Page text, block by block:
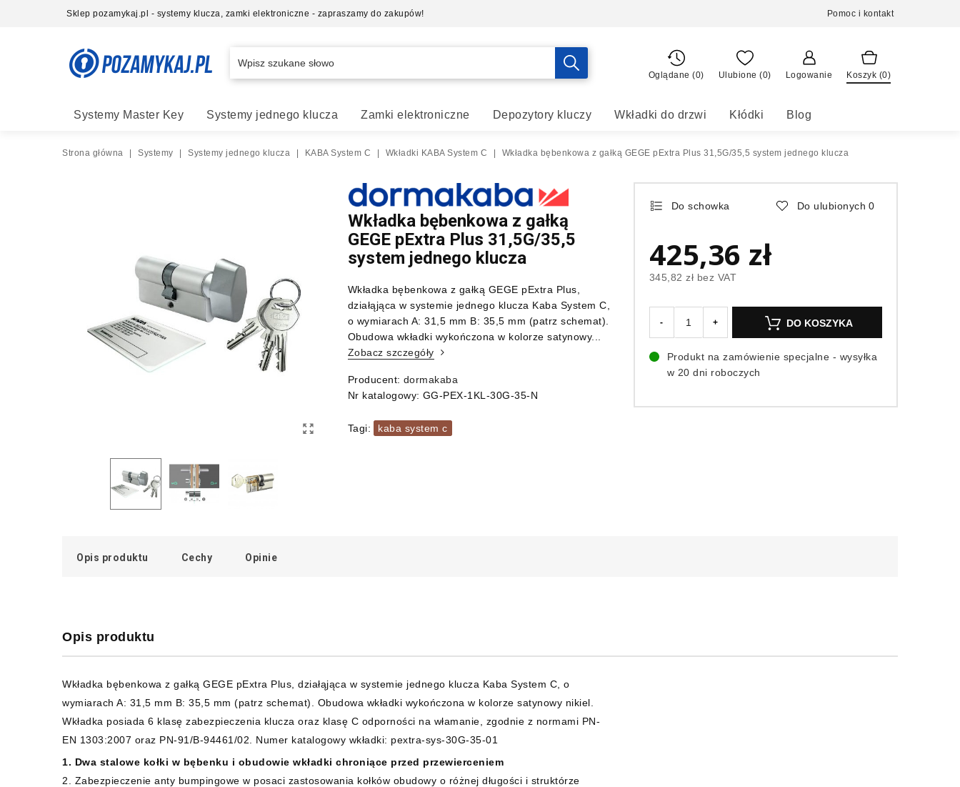
Sklep pozamykaj.pl - systemy klucza, zamki elektroniczne - zapraszamy do zakupów! Pomoc i kontakt
Oglądane (0) Ulubione (0) Logowanie Koszyk (0)
Systemy Master Key Systemy jednego klucza Zamki elektroniczne Depozytory kluczy Wkładki do drzwi Kłódki Blog
Strona główna Systemy Systemy jednego klucza KABA System C Wkładki KABA System C Wkładka bębenkowa z gałką GEGE pExtra Plus 31,5G/35,5 system jednego klucza
Wkładka bębenkowa z gałką
GEGE pExtra Plus 31,5G/35,5
system jednego klucza
Wkładka bębenkowa z gałką GEGE pExtra Plus,
działąjąca w systemie jednego klucza Kaba System C,
o wymiarach A: 31,5 mm B: 35,5 mm (patrz schemat).
Obudowa wkładki wykończona w kolorze satynowy...
Zobacz szczegóły
Producent: dormakaba
Nr katalogowy: GG-PEX-1KL-30G-35-N
Tagi: kaba system c
Do schowka Do ulubionych 0
425,36 zł
345,82 zł bez VAT
- + DO KOSZYKA
Produkt na zamówienie specjalne - wysyłka
w 20 dni roboczych
Opis produktu Cechy Opinie
Opis produktu
Wkładka bębenkowa z gałką GEGE pExtra Plus, działąjąca w systemie jednego klucza Kaba System C, o
wymiarach A: 31,5 mm B: 35,5 mm (patrz schemat). Obudowa wkładki wykończona w kolorze satynowy nikiel.
Wkładka posiada 6 klasę zabezpieczenia klucza oraz klasę C odporności na włamanie, zgodnie z normami PN-
EN 1303:2007 oraz PN-91/B-94461/02. Numer katalogowy wkładki: pextra-sys-30G-35-01
1. Dwa stalowe kołki w bębenku i obudowie wkładki chroniące przed przewierceniem
2. Zabezpieczenie anty bumpingowe w posaci zastosowania kołków obudowy o różnej długości i struktórze